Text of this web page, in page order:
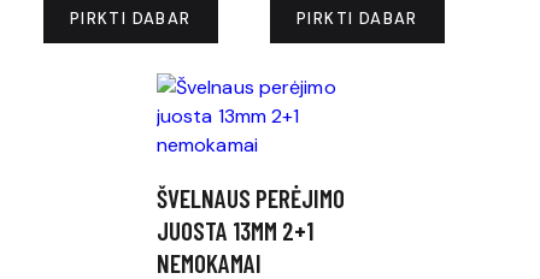
PIRKTI DABAR PIRKTI DABAR
ŠVELNAUS PERĖJIMO
JUOSTA 13MM 2+1
NEMOKAMAI